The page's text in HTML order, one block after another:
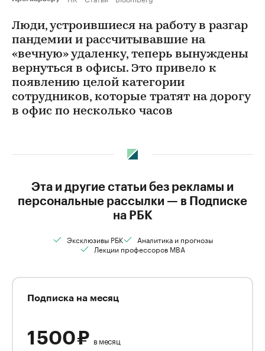
Люди, устроившиеся на работу в разгар
пандемии и рассчитывавшие на
«вечную» удаленку, теперь вынуждены
вернуться в офисы. Это привело к
появлению целой категории
сотрудников, которые тратят на дорогу
в офис по несколько часов
Эта и другие статьи без рекламы и
персональные рассылки — в Подписке
на РБК
Эксклюзивы РБК
Аналитика и прогнозы
Лекции профессоров MBA
Подписка на месяц
1 500 ₽ в месяц